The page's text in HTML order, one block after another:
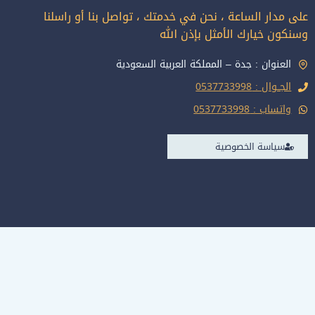
على مدار الساعة ، نحن في خدمتك ، تواصل بنا أو راسلنا
وسنكون خيارك الأمثل بإذن الله
العنوان : جدة – المملكة العربية السعودية
الجــوال : 0537733998
واتساب : 0537733998
سياسة الخصوصية